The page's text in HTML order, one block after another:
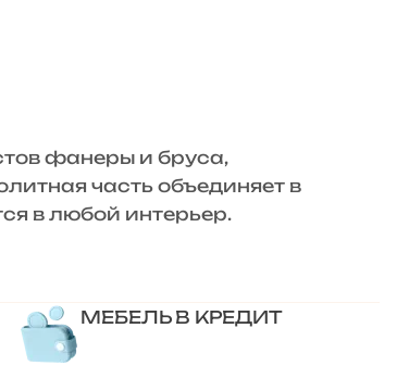
фанеры и бруса,
часть объединяет в
в любой интерьер.
МЕБЕЛЬ В КРЕДИТ